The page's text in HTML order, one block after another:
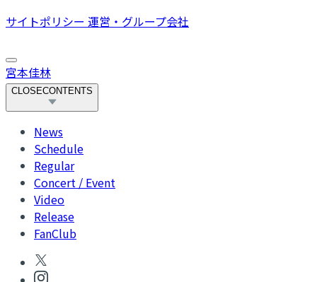
サイトポリシー 運営・グループ会社
宮本佳林
CLOSECONTENTS
News
Schedule
Regular
Concert / Event
Video
Release
FanClub